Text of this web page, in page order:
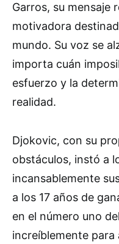
Garros, su mensaje
motivadora
mundo. Su voz se
importa cuán
esfuerzo y la
realidad.
Djokovic, con su
obstáculos, instó a
incansablemente
a los 17 años de
en el número uno
increíblemente para